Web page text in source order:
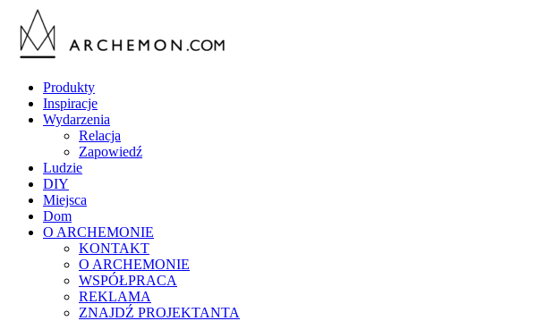
Produkty
Inspiracje
Wydarzenia
Relacja
Zapowiedź
Ludzie
DIY
Miejsca
Dom
O ARCHEMONIE
KONTAKT
O ARCHEMONIE
WSPÓŁPRACA
REKLAMA
ZNAJDŹ PROJEKTANTA